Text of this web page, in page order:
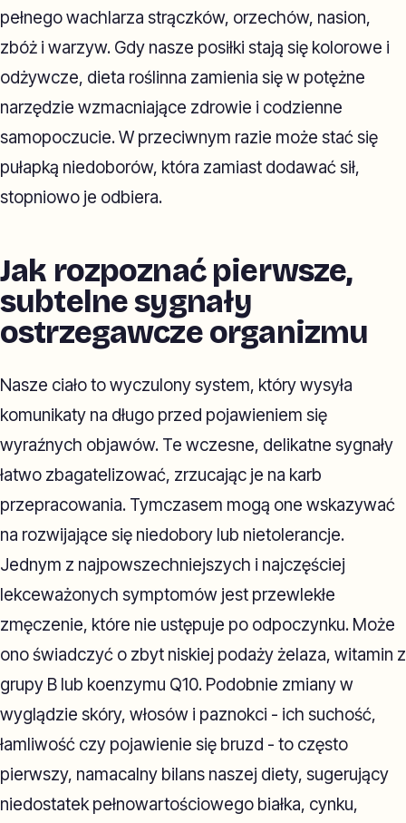
pełnego wachlarza strączków, orzechów, nasion,
zbóż i warzyw. Gdy nasze posiłki stają się kolorowe i
odżywcze, dieta roślinna zamienia się w potężne
narzędzie wzmacniające zdrowie i codzienne
samopoczucie. W przeciwnym razie może stać się
pułapką niedoborów, która zamiast dodawać sił,
stopniowo je odbiera.
Jak rozpoznać pierwsze,
subtelne sygnały
ostrzegawcze organizmu
Nasze ciało to wyczulony system, który wysyła
komunikaty na długo przed pojawieniem się
wyraźnych objawów. Te wczesne, delikatne sygnały
łatwo zbagatelizować, zrzucając je na karb
przepracowania. Tymczasem mogą one wskazywać
na rozwijające się niedobory lub nietolerancje.
Jednym z najpowszechniejszych i najczęściej
lekceważonych symptomów jest przewlekłe
zmęczenie, które nie ustępuje po odpoczynku. Może
ono świadczyć o zbyt niskiej podaży żelaza, witamin z
grupy B lub koenzymu Q10. Podobnie zmiany w
wyglądzie skóry, włosów i paznokci - ich suchość,
łamliwość czy pojawienie się bruzd - to często
pierwszy, namacalny bilans naszej diety, sugerujący
niedostatek pełnowartościowego białka, cynku,